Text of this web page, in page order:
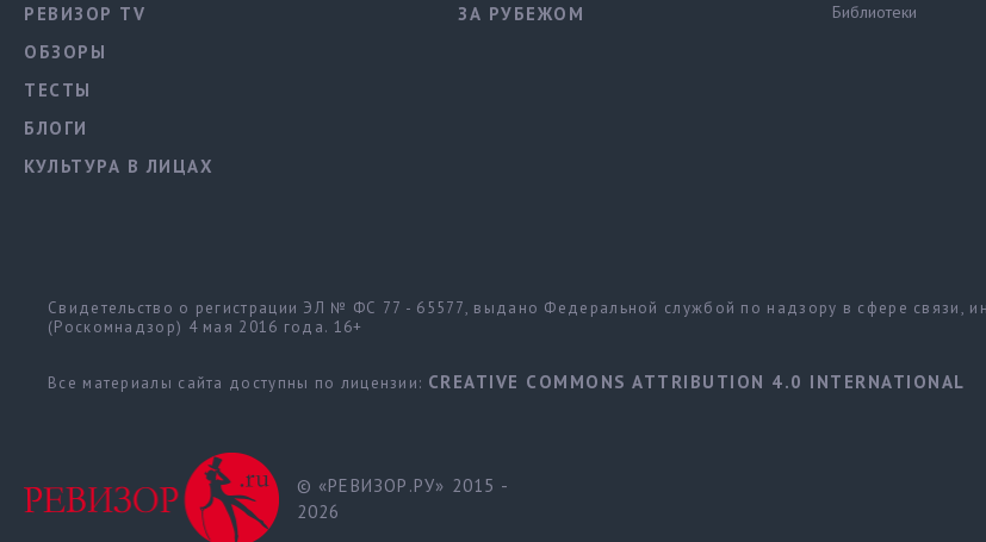
РЕВИЗОР TV
ОБЗОРЫ
ТЕСТЫ
БЛОГИ
КУЛЬТУРА В ЛИЦАХ
ЗА РУБЕЖОМ
Библиотеки
Свидетельство о регистрации ЭЛ № ФС 77 - 65577, выдано Федеральной службой по надзору в сфере связи,
(Роскомнадзор) 4 мая 2016 года. 16+
Все материалы сайта доступны по лицензии: CREATIVE COMMONS ATTRIBUTION 4.0 INTERNATIONAL
© «РЕВИЗОР.РУ» 2015 -
2026